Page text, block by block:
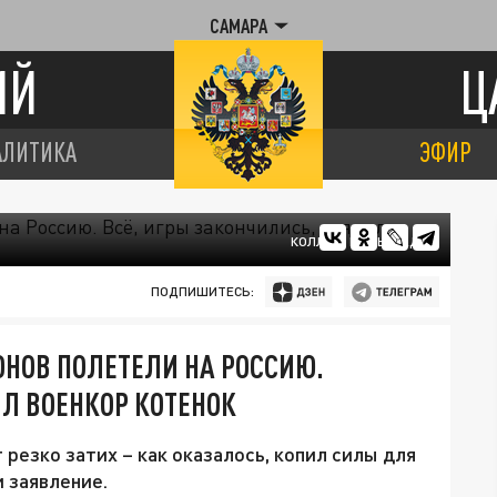
САМАРА
ЭФИР
КОЛЛАЖ ЦАРЬГРАДА
ПОДПИШИТЕСЬ:
ПОЛЕТЕЛИ НА РОССИЮ.
ВОЕНКОР КОТЕНОК
затих – как оказалось, копил силы для